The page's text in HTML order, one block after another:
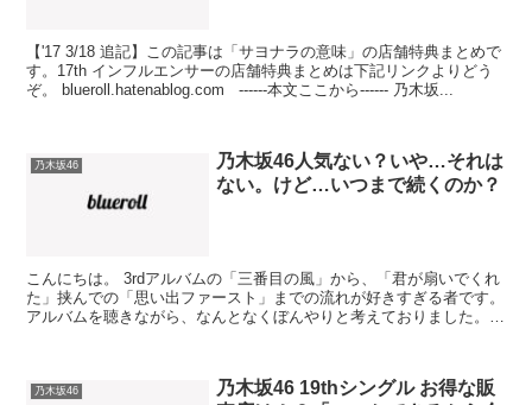
【'17 3/18 追記】この記事は「サヨナラの意味」の店舗特典まとめで
す。17th インフルエンサーの店舗特典まとめは下記リンクよりどう
ぞ。 blueroll.hatenablog.com ------本文ここから------ 乃木坂...
乃木坂46
乃木坂46人気ない？いや…それは
ない。けど…いつまで続くのか？
こんにちは。 3rdアルバムの「三番目の風」から、「君が扇いでくれ
た」挟んでの「思い出ファースト」までの流れが好きすぎる者です。
アルバムを聴きながら、なんとなくぼんやりと考えておりました。
乃木坂46
乃木坂46 19thシングル お得な販